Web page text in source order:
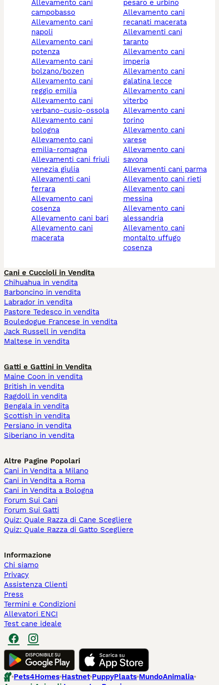
allevamento cani
campobasso
allevamento cani
napoli
allevamento cani
potenza
allevamento cani
bolzano/bozen
allevamento cani
reggio emilia
allevamento cani
verbano-cusio-ossola
allevamento cani
bologna
allevamento cani
emilia-romagna
allevamenti cani friuli
venezia giulia
allevamenti cani
ferrara
allevamento cani
cosenza
allevamento cani bari
allevamento cani
macerata
pesaro e urbino
allevamento cani
recanati macerata
allevamenti cani
taranto
allevamento cani
imperia
allevamento cani
galatina lecce
allevamento cani
viterbo
allevamento cani
torino
allevamento cani
varese
allevamento cani
savona
allevamenti cani parma
allevamento cani rieti
allevamento cani
messina
allevamento cani
alessandria
allevamento cani
montalto uffugo
cosenza
Cani e Cuccioli in Vendita
Chihuahua in vendita
Barboncino in vendita
Labrador in vendita
Pastore Tedesco in vendita
Bouledogue Francese in vendita
Jack Russell in vendita
Maltese in vendita
Gatti e Gattini in Vendita
Maine Coon in vendita
British in vendita
Ragdoll in vendita
Bengala in vendita
Scottish in vendita
Persiano in vendita
Siberiano in vendita
Altre Pagine Popolari
Cani in Vendita a Milano
Cani in Vendita a Roma
Cani in Vendita a Bologna
Forum Sui Cani
Forum Sui Gatti
Quiz: Quale Razza di Cane Scegliere
Quiz: Quale Razza di Gatto Scegliere
Informazione
Chi siamo
Privacy
Assistenza Clienti
Press
Termini e Condizioni
Allevatori ENCI
Test cane ideale
Pets4Homes Hastnet PuppyPlaats MundoAnimalia